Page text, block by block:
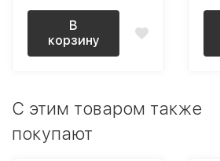
В
корзину
C этим товаром также
покупают